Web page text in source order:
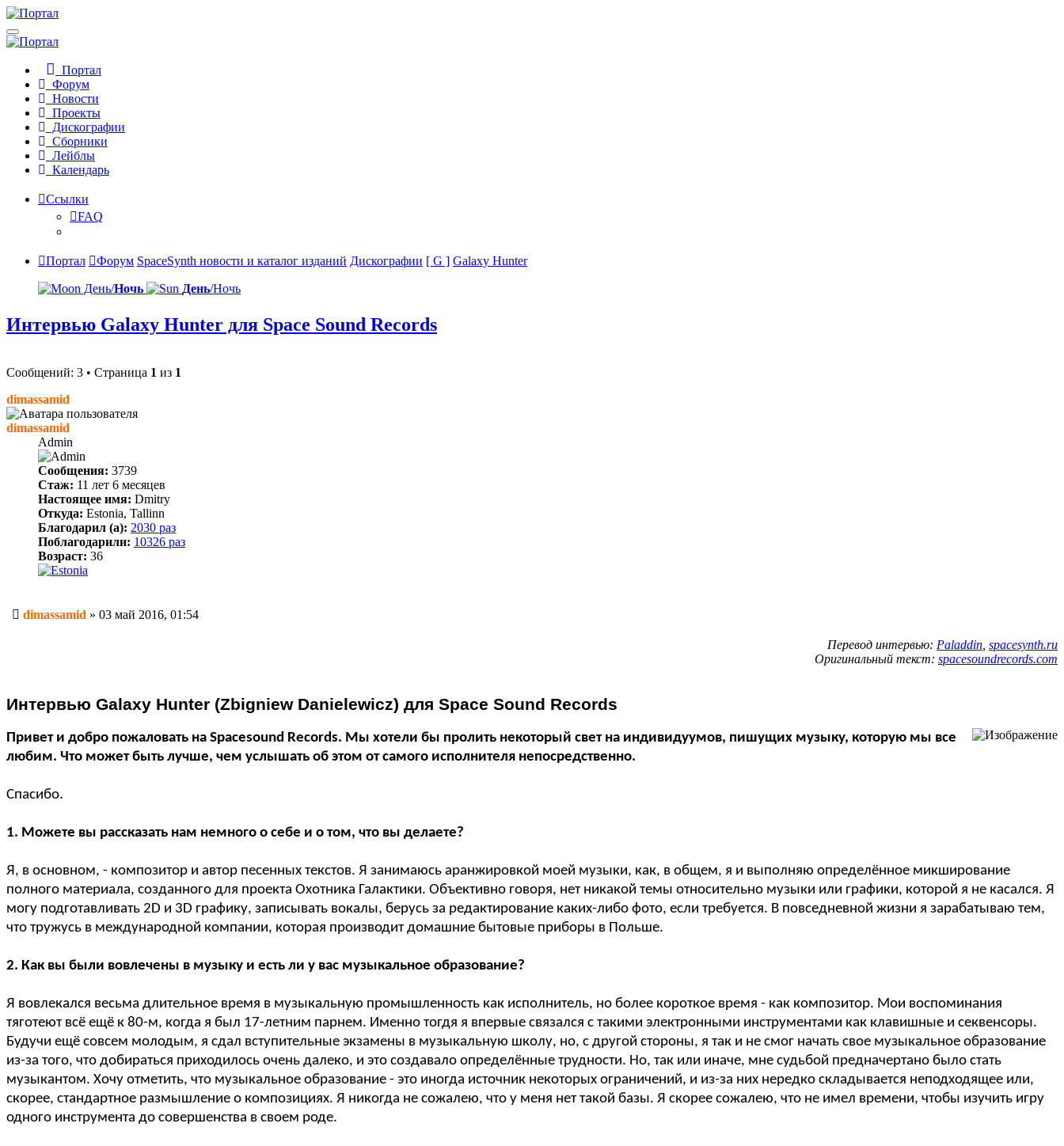
Портал
Форум
Новости
Проекты
Дискографии
Сборники
Лейблы
Календарь
Ссылки
FAQ
Портал Форум SpaceSynth новости и каталог изданий Дискографии [ G ] Galaxy Hunter
День/Ночь День/Ночь
Интервью Galaxy Hunter для Space Sound Records
Сообщений: 3 • Страница 1 из 1
dimassamid
dimassamid
Admin
Сообщения: 3739
Стаж: 11 лет 6 месяцев
Настоящее имя: Dmitry
Откуда: Estonia, Tallinn
Благодарил (а): 2030 раз
Поблагодарили: 10326 раз
Возраст: 36
Сообщение
dimassamid » 03 май 2016, 01:54
Перевод интервью: Paladdin spacesynth.ru
Оригинальный текст: spacesoundrecords.com
Интервью Galaxy Hunter (Zbigniew Danielewicz) для Space Sound Records
Привет и добро пожаловать на Spacesound Records. Мы хотели бы пролить некоторый свет на индивидуумов, пишущих музыку, которую мы все
любим. Что может быть лучше, чем услышать об этом от самого исполнителя непосредственно.
Спасибо.
1. Можете вы рассказать нам немного о себе и о том, что вы делаете?
Я, в основном, - композитор и автор песенных текстов. Я занимаюсь аранжировкой моей музыки, как, в общем, я и выполняю определённое микширование
полного материала, созданного для проекта Охотника Галактики. Объективно говоря, нет никакой темы относительно музыки или графики, которой я не касался. Я
могу подготавливать 2D и 3D графику, записывать вокалы, берусь за редактирование каких-либо фото, если требуется. В повседневной жизни я зарабатываю тем,
что тружусь в международной компании, которая производит домашние бытовые приборы в Польше.
2. Как вы были вовлечены в музыку и есть ли у вас музыкальное образование?
Я вовлекался весьма длительное время в музыкальную промышленность как исполнитель, но более короткое время - как композитор. Мои воспоминания
тяготеют всё ещё к 80-м, когда я был 17-летним парнем. Именно тогдя я впервые связался с такими электронными инструментами как клавишные и секвенсоры.
Будучи ещё совсем молодым, я сдал вступительные экзамены в музыкальную школу, но, с другой стороны, я так и не смог начать свое музыкальное образование
из-за того, что добираться приходилось очень далеко, и это создавало определённые трудности. Но, так или иначе, мне судьбой предначертано было стать
музыкантом. Хочу отметить, что музыкальное образование - это иногда источник некоторых ограничений, и из-за них нередко складывается неподходящее или,
скорее, стандартное размышление о композициях. Я никогда не сожалею, что у меня нет такой базы. Я скорее сожалею, что не имел времени, чтобы изучить игру
одного инструмента до совершенства в своем роде.